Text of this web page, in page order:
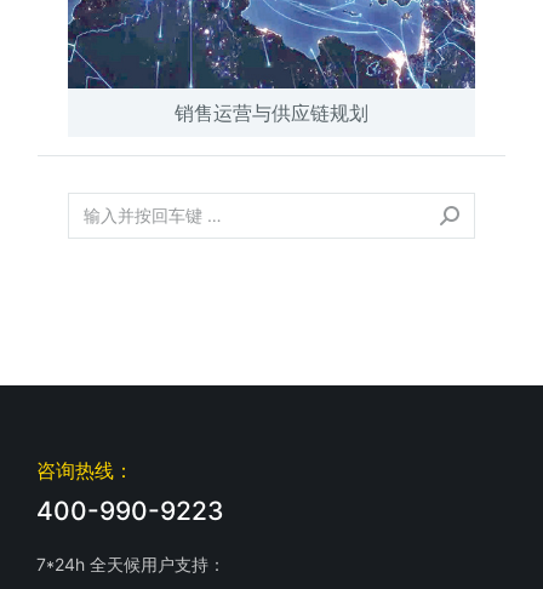
销售运营与供应链规划
咨询热线：
400-990-9223
7*24h 全天候用户支持：